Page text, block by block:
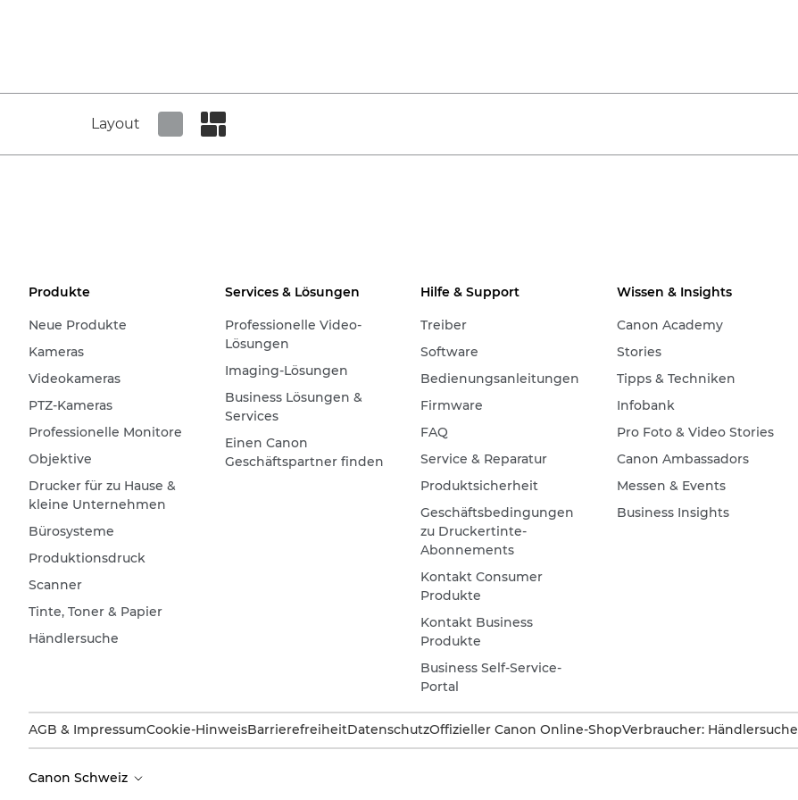
Layout
Produkte
Neue Produkte
Kameras
Videokameras
PTZ-Kameras
Professionelle Monitore
Objektive
Drucker für zu Hause &
kleine Unternehmen
Bürosysteme
Produktionsdruck
Scanner
Tinte, Toner & Papier
Händlersuche
Services & Lösungen
Professionelle Video-
Lösungen
Imaging-Lösungen
Business Lösungen &
Services
Einen Canon
Geschäftspartner finden
Hilfe & Support
Treiber
Software
Bedienungsanleitungen
Firmware
FAQ
Service & Reparatur
Produktsicherheit
Geschäftsbedingungen
zu Druckertinte-
Abonnements
Kontakt Consumer
Produkte
Kontakt Business
Produkte
Business Self-Service-
Portal
Wissen & Insights
Canon Academy
Stories
Tipps & Techniken
Infobank
Pro Foto & Video Stories
Canon Ambassadors
Messen & Events
Business Insights
AGB & ImpressumCookie-HinweisBarrierefreiheitDatenschutzOffizieller Canon Online-ShopVerbraucher: Händlersuche
Canon Schweiz